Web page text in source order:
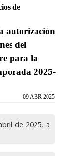
de
autorización
del
para la
2025-
09 ABR 2025
de 2025, a